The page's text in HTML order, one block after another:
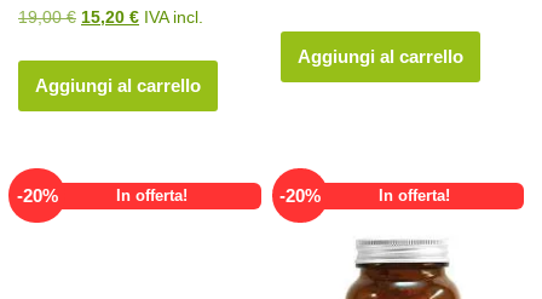
19,00€ Il
originale
era:
15,20 €Il
attuale
è:
IVA incl.
Aggiungi al carrello
originale
era:
attuale
è:
Aggiungi al carrello
-20% In offerta! -20% In offerta!